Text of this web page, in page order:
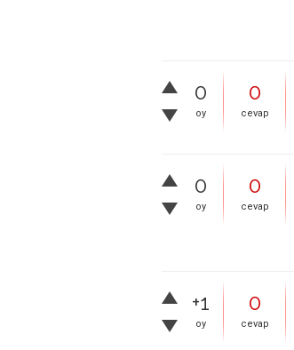
0
oy
0
cevap
0
oy
0
cevap
+1
oy
0
cevap